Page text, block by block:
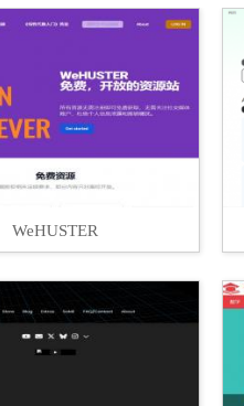
WeHUSTER